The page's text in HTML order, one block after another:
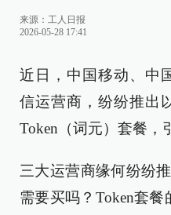
来源： 工人日报
2026-05-28 17:41
近日，中国移动、中
信运营商，纷纷推出
Token（词元）套餐，
三大运营商缘何纷纷
需要买吗？Token套